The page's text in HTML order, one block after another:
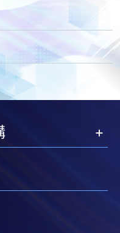
其他單元
程及其他單元或繳
，如學員就讀的課
學員有關程序。
(不適用於手機)、
」(Online WeChat